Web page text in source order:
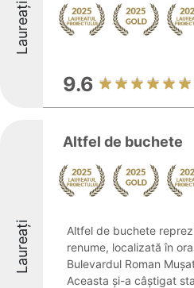
Laureați
9.6
Laureați
Altfel de buchete
Altfel de buchete
renume, localizată în
Bulevardul Roman
Aceasta și-a câștigat